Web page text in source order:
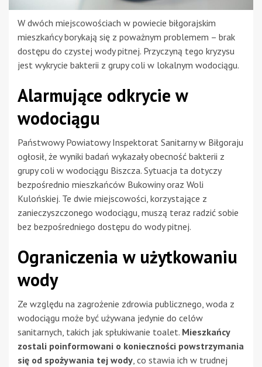
W dwóch miejscowościach w powiecie biłgorajskim
mieszkańcy borykają się z poważnym problemem – brak
dostępu do czystej wody pitnej. Przyczyną tego kryzysu
jest wykrycie bakterii z grupy coli w lokalnym wodociągu.
Alarmujące odkrycie w
wodociągu
Państwowy Powiatowy Inspektorat Sanitarny w Biłgoraju
ogłosił, że wyniki badań wykazały obecność bakterii z
grupy coli w wodociągu Biszcza. Sytuacja ta dotyczy
bezpośrednio mieszkańców Bukowiny oraz Woli
Kulońskiej. Te dwie miejscowości, korzystające z
zanieczyszczonego wodociągu, muszą teraz radzić sobie
bez bezpośredniego dostępu do wody pitnej.
Ograniczenia w użytkowaniu
wody
Ze względu na zagrożenie zdrowia publicznego, woda z
wodociągu może być używana jedynie do celów
sanitarnych, takich jak spłukiwanie toalet. Mieszkańcy
zostali poinformowani o konieczności powstrzymania
się od spożywania tej wody , co stawia ich w trudnej